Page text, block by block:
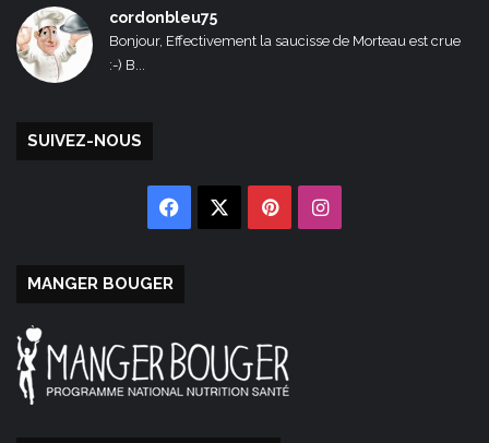
cordonbleu75
Bonjour, Effectivement la saucisse de Morteau est crue
:-) B...
SUIVEZ-NOUS
Facebook PinterestInstagram
MANGER BOUGER